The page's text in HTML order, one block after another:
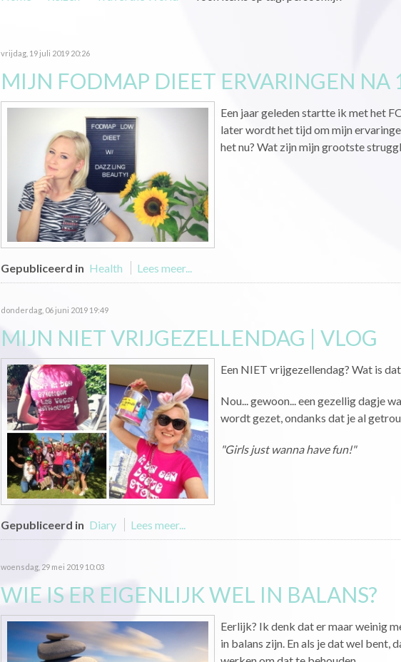
vrijdag, 19 juli 2019 20:26
MIJN FODMAP DIEET ERVARINGEN NA
Een jaar geleden startte ik met het
later wordt het tijd om mijn
het nu? Wat zijn mijn grootste
Gepubliceerd in Health Lees meer...
donderdag, 06 juni 2019 19:49
MIJN NIET VRIJGEZELLENDAG | VLOG
Een NIET vrijgezellendag? Wat is
Nou... gewoon... een gezellig dagje
wordt gezet, ondanks dat je al
"Girls just wanna have fun!"
Gepubliceerd in Diary Lees meer...
woensdag, 29 mei 2019 10:03
WIE IS ER EIGENLIJK WEL IN BALANS?
Eerlijk? Ik denk dat er maar weinig
in balans zijn. En als je dat wel bent,